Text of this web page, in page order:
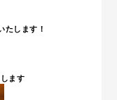
します！
ます